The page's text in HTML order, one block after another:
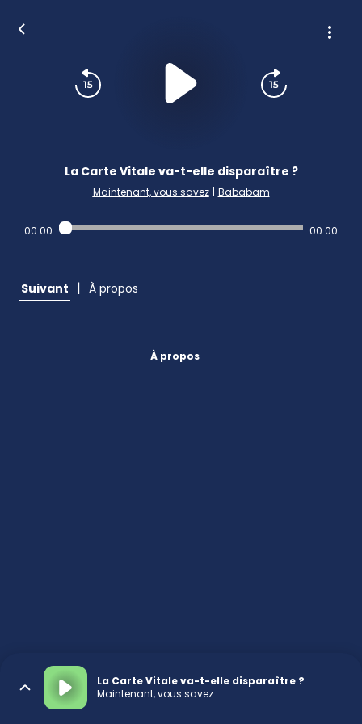
La Carte Vitale va-t-elle disparaître ?
Maintenant, vous savez | Bababam
00:00 00:00
Suivant | À propos
À propos
La Carte Vitale va-t-elle disparaître ?
Maintenant, vous savez